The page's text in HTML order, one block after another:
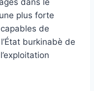
plus forte
de
burkinabè de